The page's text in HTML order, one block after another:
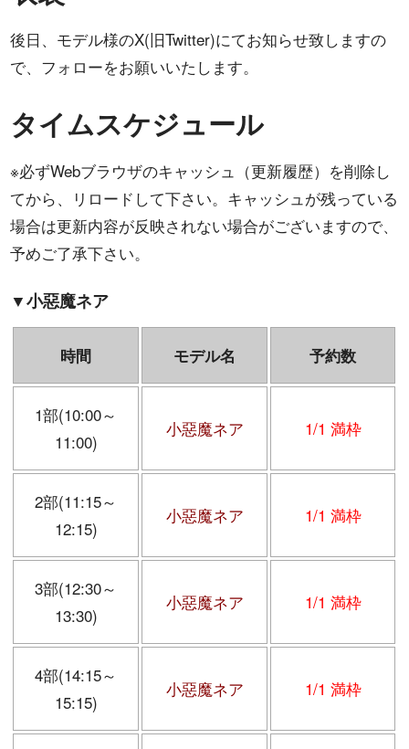
後日、モデル様のX(旧Twitter)にてお知らせ致しますの
で、フォローをお願いいたします。
タイムスケジュール
※必ずWebブラウザのキャッシュ（更新履歴）を削除し
てから、リロードして下さい。キャッシュが残っている
場合は更新内容が反映されない場合がございますので、
予めご了承下さい。
▼小惡魔ネア
時間 モデル名 予約数
1部(10:00～
11:00)
小惡魔ネア 1/1 満枠
2部(11:15～
12:15)
小惡魔ネア 1/1 満枠
3部(12:30～
13:30)
小惡魔ネア 1/1 満枠
4部(14:15～
15:15)
小惡魔ネア 1/1 満枠